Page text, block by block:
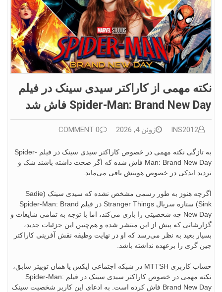
نکته مهمی از کاراکتر سیدی سینک در فیلم
Spider-Man: Brand New Day فاش شد
INS2012 ژوئن 4, 2026 0 COMMENT
به تازگی نکته مهمی در خصوص کاراکتر سیدی سینک در فیلم Spider-
Man: Brand New Day فاش شده که اگر صحت داشته باشند شک و
تردید اندکی در خصوص هویتش باقی می‌ماند.
اگرچه هنوز به ‌طور رسمی مشخص نشده که سیدی سینک (Sadie
Sink) ستاره سریال Stranger Things در فیلم Spider-Man: Brand
New Day چه شخصیتی را بازی می‌کند، اما با توجه به تمامی شایعات و
گزارشاتی که پیش از این منتشر شده و هم‌چنین این جزئیات جدید،
بسیار بعید به نظر می‌رسد که او در نهایت وظیفه نقش آفرینی کاراکتر
جین گری را برعهده نداشته باشد.
حساب کاربری MTTSH در شبکه اجتماعی ایکس یا همان توییتر سابق،
نکته مهمی در خصوص کاراکتر سیدی سینک در فیلم Spider-Man:
Brand New Day فاش کرده است. به ادعای این کاربر شخصیت سینک